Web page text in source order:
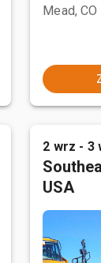
Mead, CO
2 wrz - 3
USA